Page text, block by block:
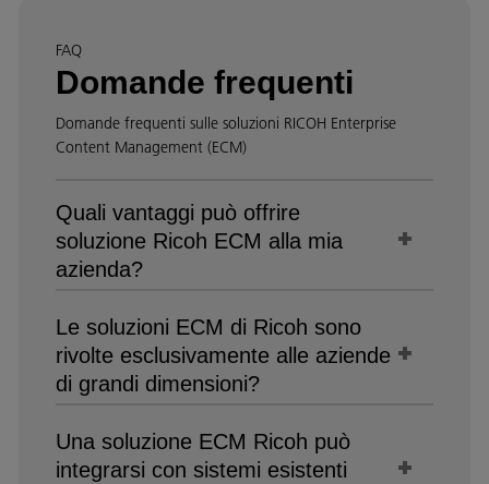
FAQ
Domande frequenti
Domande frequenti sulle soluzioni RICOH Enterprise
Content Management (ECM)
Quali vantaggi può offrire
soluzione Ricoh ECM alla mia
azienda?
Le soluzioni ECM di Ricoh sono
rivolte esclusivamente alle aziende
di grandi dimensioni?
Una soluzione ECM Ricoh può
integrarsi con sistemi esistenti